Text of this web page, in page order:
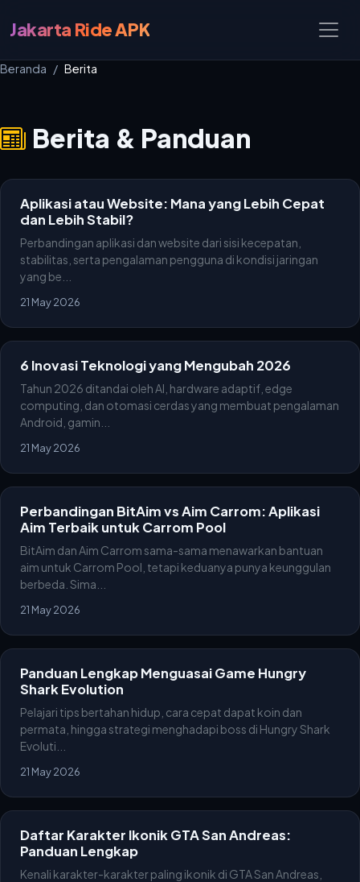
Jakarta Ride APK
Beranda Berita
Berita & Panduan
Aplikasi atau Website: Mana yang Lebih Cepat
dan Lebih Stabil?
Perbandingan aplikasi dan website dari sisi kecepatan,
stabilitas, serta pengalaman pengguna di kondisi jaringan
yang be...
21 May 2026
6 Inovasi Teknologi yang Mengubah 2026
Tahun 2026 ditandai oleh AI, hardware adaptif, edge
computing, dan otomasi cerdas yang membuat pengalaman
Android, gamin...
21 May 2026
Perbandingan BitAim vs Aim Carrom: Aplikasi
Aim Terbaik untuk Carrom Pool
BitAim dan Aim Carrom sama-sama menawarkan bantuan
aim untuk Carrom Pool, tetapi keduanya punya keunggulan
berbeda. Sima...
21 May 2026
Panduan Lengkap Menguasai Game Hungry
Shark Evolution
Pelajari tips bertahan hidup, cara cepat dapat koin dan
permata, hingga strategi menghadapi boss di Hungry Shark
Evoluti...
21 May 2026
Daftar Karakter Ikonik GTA San Andreas:
Panduan Lengkap
Kenali karakter-karakter paling ikonik di GTA San Andreas,